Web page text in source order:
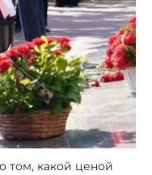
том, какой ценой